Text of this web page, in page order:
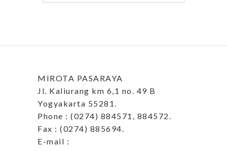
MIROTA PASARAYA
Jl. Kaliurang km 6,1 no. 49 B
Yogyakarta 55281.
Phone : (0274) 884571, 884572.
Fax : (0274) 885694.
E-mail :